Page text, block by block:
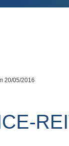
20/05/2016